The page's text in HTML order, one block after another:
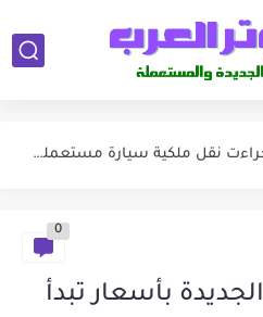
كيف انضم إلي كابتن كريم شروط تسجيل كابتن كريم السعودية
شروط وإجراءات ترخيص السيارات ذاتية القيادة في دبي
اسعار موتوسيكلات هارلي الجديدة والمستعملة 2023
0
نيسان صني 2023 الجديدة بأسعار تبدأ